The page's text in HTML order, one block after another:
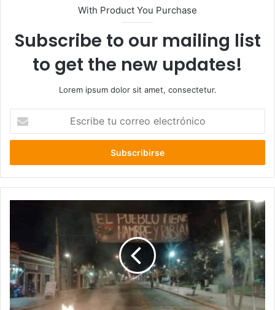
With Product You Purchase
Subscribe to our mailing list
to get the new updates!
Lorem ipsum dolor sit amet, consectetur.
correo
se
manifiestan
en
distintos
puntos